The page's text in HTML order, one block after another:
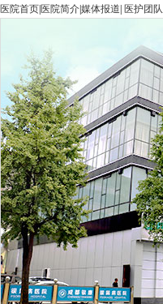
医院首页 医院简介媒体报道 医护团队